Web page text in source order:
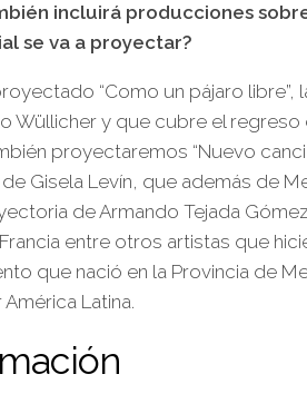
incluirá producciones
se va a proyectar?
“Como un pájaro libre”,
Wüllicher y que cubre el
proyectaremos “Nuevo
de Gisela Levín, que además de
de Armando Tejada
entre otros artistas que
que nació en la Provincia de
Latina.